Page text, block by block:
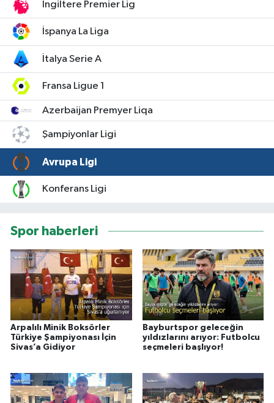
İngiltere Premier Lig
İspanya La Liga
İtalya Serie A
Fransa Ligue 1
Azerbaijan Premyer Liqa
Şampiyonlar Ligi
Avrupa Ligi
Konferans Ligi
Spor haberleri
Arpalılı Minik Boksörler
Türkiye Şampiyonası İçin
Sivas’a Gidiyor
Bayburtspor geleceğin
yıldızlarını arıyor: Futbolcu
seçmeleri başlıyor!